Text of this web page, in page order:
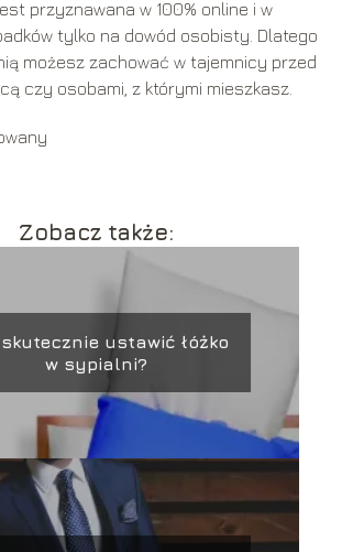
przyznawana w 100% online i w
tylko na dowód osobisty. Dlatego
możesz zachować w tajemnicy przed
czy osobami, z którymi mieszkasz.
Zobacz także:
ustawić łóżko
w sypialni?